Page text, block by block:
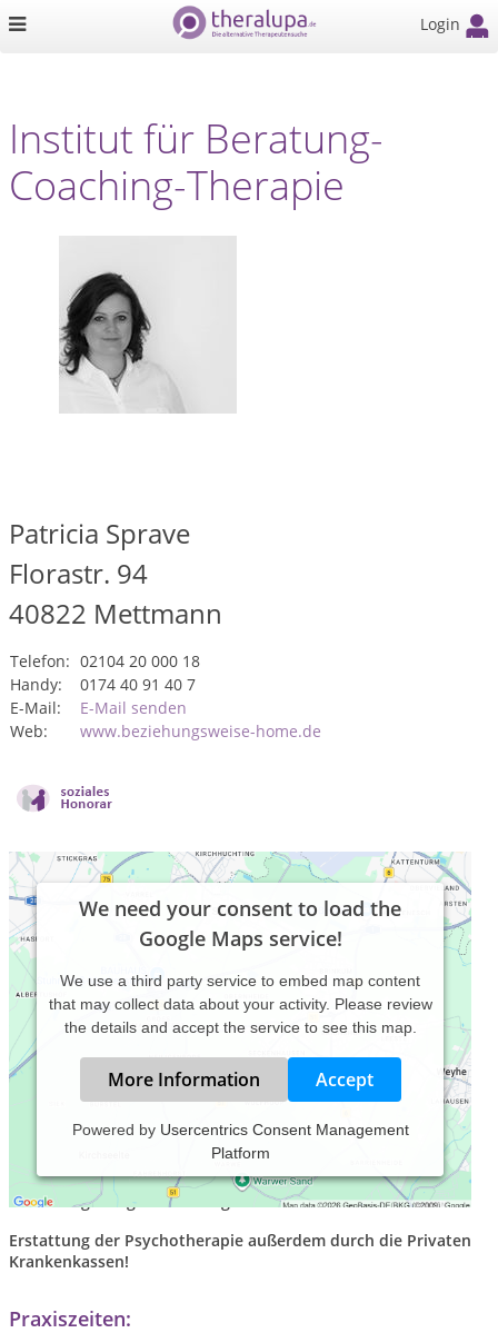
Login
Institut für Beratung-
Coaching-Therapie
Patricia Sprave
Florastr. 94
40822 Mettmann
Telefon: 02104 20 000 18
Handy:
0174 40 91 40 7
E-Mail:
E-Mail senden
Web:
www.beziehungsweise-home.de
We need your consent to load the
Google Maps service!
We use a third party service to embed map content
that may collect data about your activity. Please review
the details and accept the service to see this map.
More Information Accept
Powered by Usercentrics Consent Management
Platform
Positive Zertifizierung durch die Zentrale Prüfstelle
Prävention - meine Kurse für Autogenes Training sind
erstattungsfähig durch die gesetzlichen Krankenkassen!
Erstattung der Psychotherapie außerdem durch die Privaten
Krankenkassen!
Praxiszeiten: